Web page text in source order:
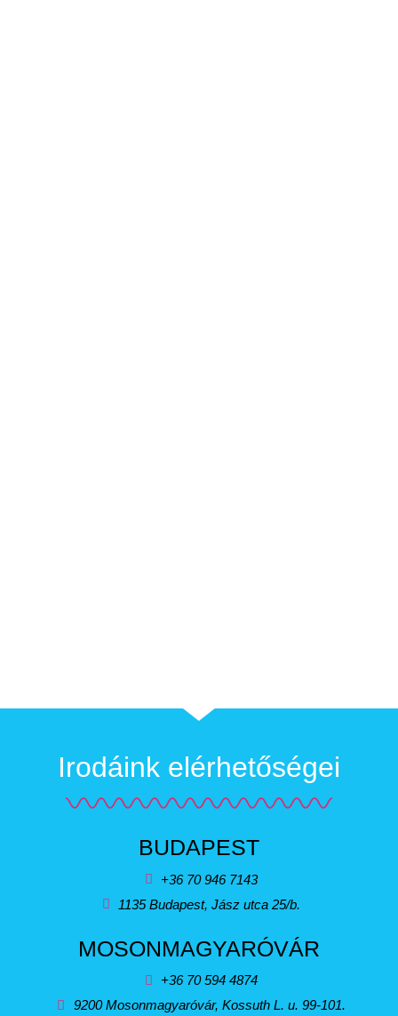
Irodáink elérhetőségei
BUDAPEST
+36 70 946 7143
1135 Budapest, Jász utca 25/b.
MOSONMAGYARÓVÁR
+36 70 594 4874
9200 Mosonmagyaróvár, Kossuth L. u. 99-101.